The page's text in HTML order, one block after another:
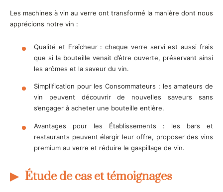
Les machines à vin au verre ont transformé la manière dont nous
apprécions notre vin :
Qualité et Fraîcheur : chaque verre servi est aussi frais
que si la bouteille venait d’être ouverte, préservant ainsi
les arômes et la saveur du vin.
Simplification pour les Consommateurs : les amateurs de
vin peuvent découvrir de nouvelles saveurs sans
s’engager à acheter une bouteille entière.
Avantages pour les Établissements : les bars et
restaurants peuvent élargir leur offre, proposer des vins
premium au verre et réduire le gaspillage de vin.
Étude de cas et témoignages